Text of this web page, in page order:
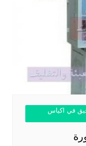
في اكياس